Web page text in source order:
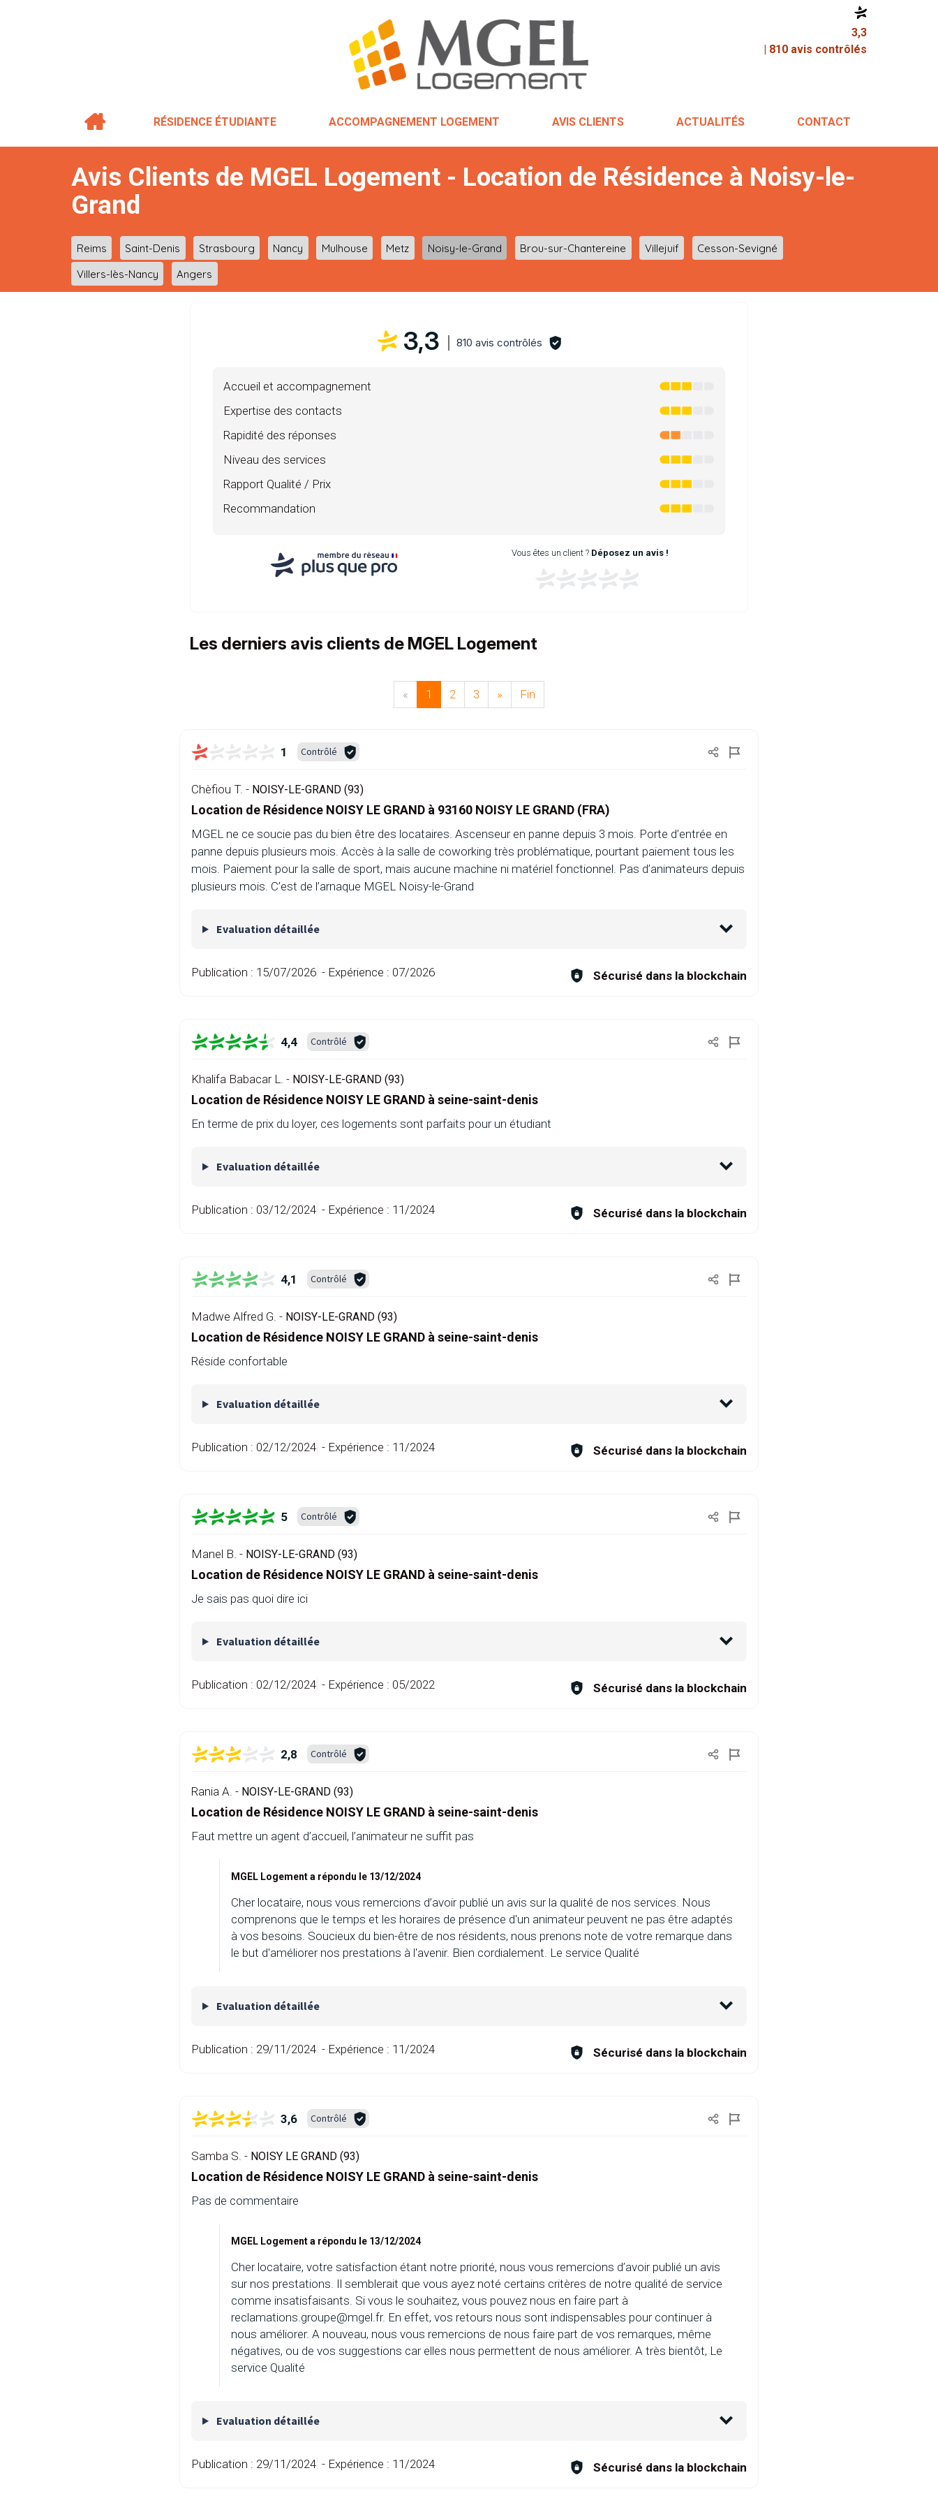
3,3
| 810 avis contrôlés
RÉSIDENCE ÉTUDIANTE ACCOMPAGNEMENT LOGEMENT AVIS CLIENTS ACTUALITÉS CONTACT
Avis Clients de MGEL Logement - Location de Résidence à Noisy-le-
Grand
Reims Saint-Denis Strasbourg Nancy Mulhouse Metz Noisy-le-Grand Brou-sur-Chantereine Villejuif
Cesson-Sevigné
Villers-lès-Nancy
Angers
3,3 810 avis contrôlés
Accueil et accompagnement
Expertise des contacts
Rapidité des réponses
Niveau des services
Rapport Qualité / Prix
Recommandation
Vous êtes un client ? Déposez un avis !
Les derniers avis clients de MGEL Logement
« 1 2 3 » Fin
1 Contrôlé
Chèfiou T. - NOISY-LE-GRAND (93)
Location de Résidence NOISY LE GRAND à 93160 NOISY LE GRAND (FRA)
MGEL ne ce soucie pas du bien être des locataires. Ascenseur en panne depuis 3 mois. Porte d’entrée en
panne depuis plusieurs mois. Accès à la salle de coworking très problématique, pourtant paiement tous les
mois. Paiement pour la salle de sport, mais aucune machine ni matériel fonctionnel. Pas d’animateurs depuis
plusieurs mois. C’est de l’arnaque MGEL Noisy-le-Grand
Evaluation détaillée
Publication : 15/07/2026 - Expérience : 07/2026 Sécurisé dans la blockchain
4,4 Contrôlé
Khalifa Babacar L. - NOISY-LE-GRAND (93)
Location de Résidence NOISY LE GRAND à seine-saint-denis
En terme de prix du loyer, ces logements sont parfaits pour un étudiant
Evaluation détaillée
Publication : 03/12/2024 - Expérience : 11/2024 Sécurisé dans la blockchain
4,1 Contrôlé
Madwe Alfred G. - NOISY-LE-GRAND (93)
Location de Résidence NOISY LE GRAND à seine-saint-denis
Réside confortable
Evaluation détaillée
Publication : 02/12/2024 - Expérience : 11/2024 Sécurisé dans la blockchain
5 Contrôlé
Manel B. - NOISY-LE-GRAND (93)
Location de Résidence NOISY LE GRAND à seine-saint-denis
Je sais pas quoi dire ici
Evaluation détaillée
Publication : 02/12/2024 - Expérience : 05/2022 Sécurisé dans la blockchain
2,8 Contrôlé
Rania A. - NOISY-LE-GRAND (93)
Location de Résidence NOISY LE GRAND à seine-saint-denis
Faut mettre un agent d’accueil, l’animateur ne suffit pas
MGEL Logement a répondu le 13/12/2024
Cher locataire, nous vous remercions d’avoir publié un avis sur la qualité de nos services. Nous
comprenons que le temps et les horaires de présence d'un animateur peuvent ne pas être adaptés
à vos besoins. Soucieux du bien-être de nos résidents, nous prenons note de votre remarque dans
le but d'améliorer nos prestations à l'avenir. Bien cordialement. Le service Qualité
Evaluation détaillée
Publication : 29/11/2024 - Expérience : 11/2024 Sécurisé dans la blockchain
3,6 Contrôlé
Samba S. - NOISY LE GRAND (93)
Location de Résidence NOISY LE GRAND à seine-saint-denis
Pas de commentaire
MGEL Logement a répondu le 13/12/2024
Cher locataire, votre satisfaction étant notre priorité, nous vous remercions d’avoir publié un avis
sur nos prestations. Il semblerait que vous ayez noté certains critères de notre qualité de service
comme insatisfaisants. Si vous le souhaitez, vous pouvez nous en faire part à
reclamations.groupe@mgel.fr. En effet, vos retours nous sont indispensables pour continuer à
nous améliorer. A nouveau, nous vous remercions de nous faire part de vos remarques, même
négatives, ou de vos suggestions car elles nous permettent de nous améliorer. A très bientôt, Le
service Qualité
Evaluation détaillée
Publication : 29/11/2024 - Expérience : 11/2024 Sécurisé dans la blockchain